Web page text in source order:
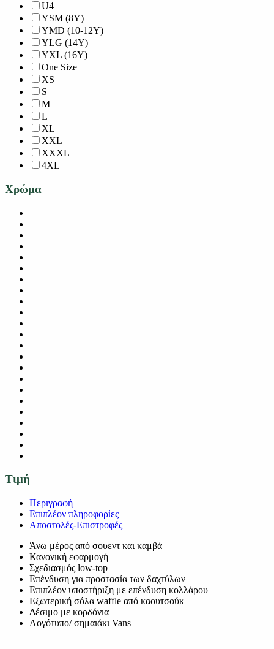
U4
YSM (8Y)
YMD (10-12Y)
YLG (14Y)
YXL (16Y)
One Size
XS
S
M
L
XL
XXL
XXXL
4XL
Χρώμα
Τιμή
Περιγραφή
Επιπλέον πληροφορίες
Αποστολές-Επιστροφές
Άνω μέρος από σουεντ και καμβά
Κανονική εφαρμογή
Σχεδιασμός low-top
Επένδυση για προστασία των δαχτύλων
Επιπλέον υποστήριξη με επένδυση κολλάρου
Εξωτερική σόλα waffle από καουτσούκ
Δέσιμο με κορδόνια
Λογότυπο/ σημαιάκι Vans